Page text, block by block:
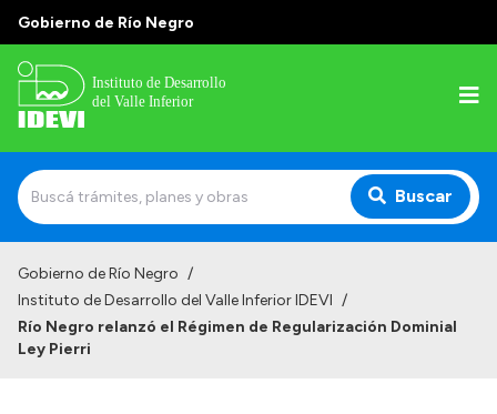
Gobierno de Río Negro
Buscar
Institucional
Gobierno de Río Negro /
Instituto de Desarrollo del Valle Inferior IDEVI /
Río Negro relanzó el Régimen de Regularización Dominial
Ley Pierri